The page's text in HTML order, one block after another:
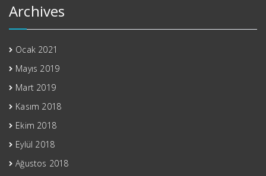
Archives
Ocak 2021
Mayıs 2019
Mart 2019
Kasım 2018
Ekim 2018
Eylül 2018
Ağustos 2018